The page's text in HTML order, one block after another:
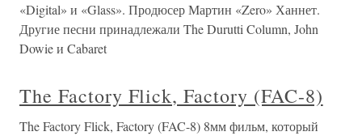
«Digital» и «Glass». Продюсер Мартин «Zero» Ханнет.
Другие песни принадлежали The Durutti Column, John
Dowie и Cabaret
The Factory Flick, Factory (FAC-8)
The Factory Flick, Factory (FAC-8) 8мм фильм, который